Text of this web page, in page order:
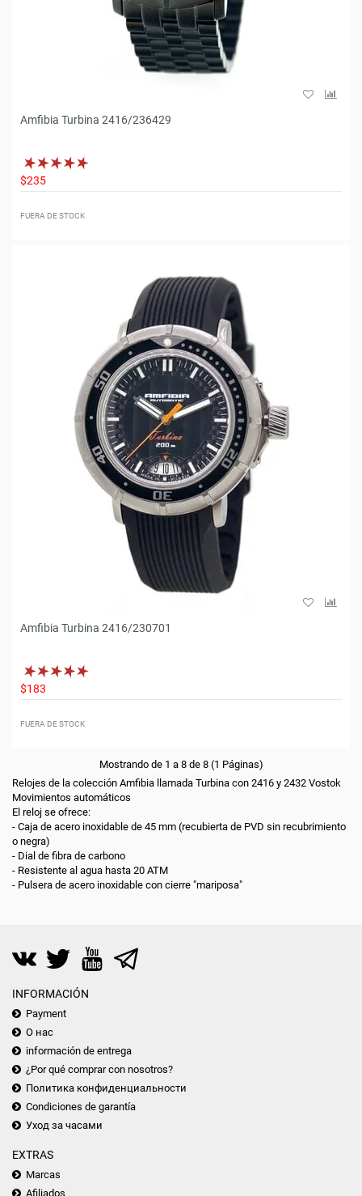
Amfibia Turbina 2416/236429
$235
FUERA DE STOCK
Amfibia Turbina 2416/230701
$183
FUERA DE STOCK
Mostrando de 1 a 8 de 8 (1 Páginas)
Relojes de la colección Amfibia llamada Turbina con 2416 y 2432 Vostok
Movimientos automáticos
El reloj se ofrece:
- Caja de acero inoxidable de 45 mm (recubierta de PVD sin recubrimiento
o negra)
- Dial de fibra de carbono
- Resistente al agua hasta 20 ATM
- Pulsera de acero inoxidable con cierre "mariposa"
INFORMACIÓN
Payment
О нас
información de entrega
¿Por qué comprar con nosotros?
Политика конфиденциальности
Condiciones de garantía
Уход за часами
EXTRAS
Marcas
Afiliados